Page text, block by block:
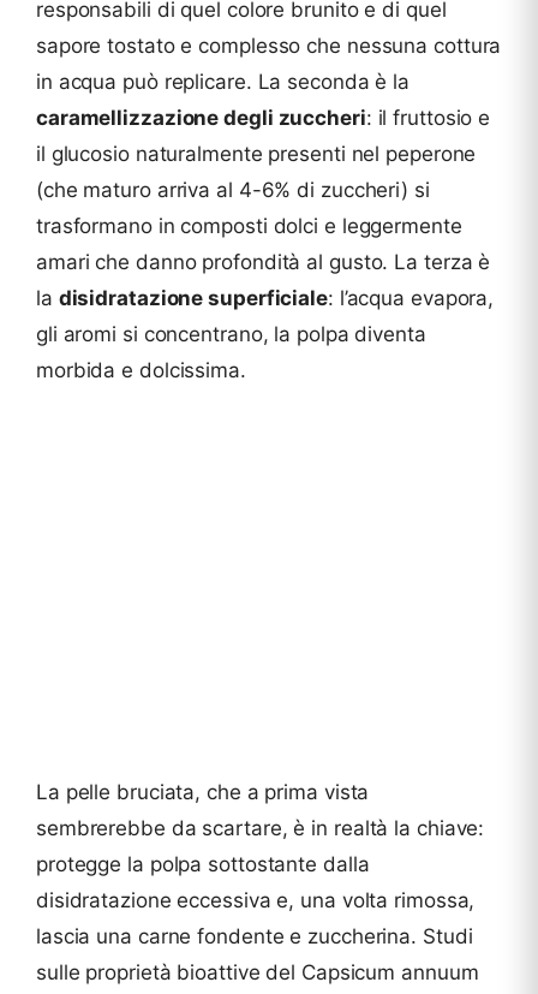
responsabili di quel colore brunito e di quel
sapore tostato e complesso che nessuna cottura
in acqua può replicare. La seconda è la
caramellizzazione degli zuccheri: il fruttosio e
il glucosio naturalmente presenti nel peperone
(che maturo arriva al 4-6% di zuccheri) si
trasformano in composti dolci e leggermente
amari che danno profondità al gusto. La terza è
la disidratazione superficiale: l’acqua evapora,
gli aromi si concentrano, la polpa diventa
morbida e dolcissima.
La pelle bruciata, che a prima vista
sembrerebbe da scartare, è in realtà la chiave:
protegge la polpa sottostante dalla
disidratazione eccessiva e, una volta rimossa,
lascia una carne fondente e zuccherina. Studi
sulle proprietà bioattive del Capsicum annuum